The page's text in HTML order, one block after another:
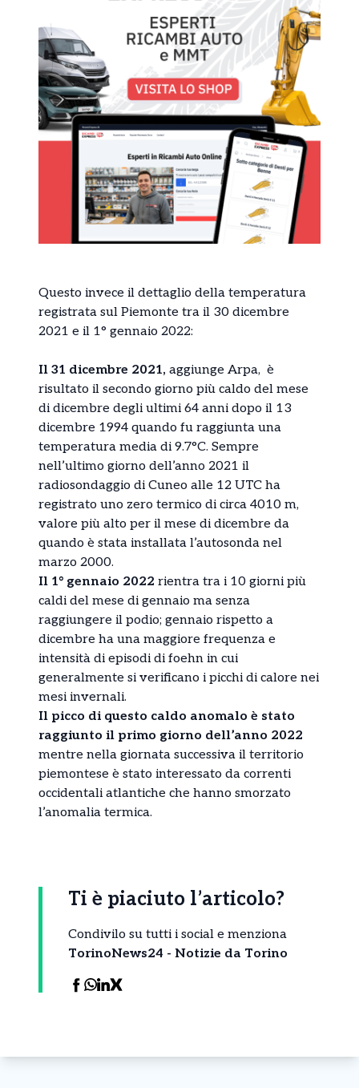
Questo invece il dettaglio della temperatura
registrata sul Piemonte tra il 30 dicembre
2021 e il 1° gennaio 2022:
Il 31 dicembre 2021, aggiunge Arpa, è
risultato il secondo giorno più caldo del mese
di dicembre degli ultimi 64 anni dopo il 13
dicembre 1994 quando fu raggiunta una
temperatura media di 9.7°C. Sempre
nell’ultimo giorno dell’anno 2021 il
radiosondaggio di Cuneo alle 12 UTC ha
registrato uno zero termico di circa 4010 m,
valore più alto per il mese di dicembre da
quando è stata installata l’autosonda nel
marzo 2000.
Il 1° gennaio 2022 rientra tra i 10 giorni più
caldi del mese di gennaio ma senza
raggiungere il podio; gennaio rispetto a
dicembre ha una maggiore frequenza e
intensità di episodi di foehn in cui
generalmente si verificano i picchi di calore nei
mesi invernali.
Il picco di questo caldo anomalo è stato
raggiunto il primo giorno dell’anno 2022
mentre nella giornata successiva il territorio
piemontese è stato interessato da correnti
occidentali atlantiche che hanno smorzato
l’anomalia termica.
Ti è piaciuto l’articolo?
Condivilo su tutti i social e menziona
TorinoNews24 - Notizie da Torino